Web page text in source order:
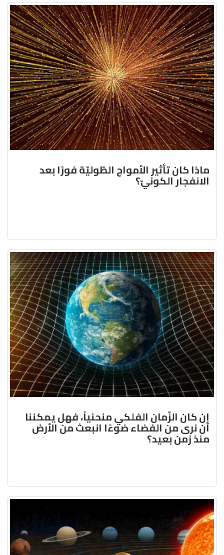
ماذا كان تأثير الأمواج الطّوليّة فورًا بعد
الانفجار الكونيّ؟
إن كان الزّمان الفلكي منحنياً، فهل يمكننا
أن نرى من الفضاء ضوءًا انبعث من الأرض
منذ زمن بعيد؟